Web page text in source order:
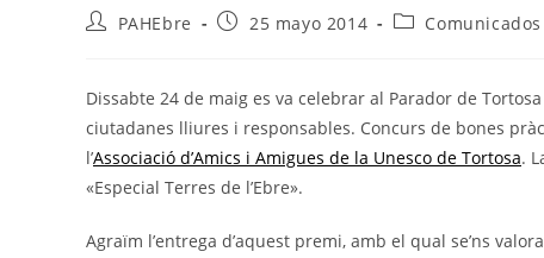
PAHEbre 25 mayo 2014
Dissabte 24 de maig es va celebrar al Parador de
ciutadanes lliures i responsables. Concurs de bones
l’Associació d’Amics i Amigues de la Unesco de Tortosa.
«Especial Terres de l’Ebre».
Agraïm l’entrega d’aquest premi, amb el qual se’ns